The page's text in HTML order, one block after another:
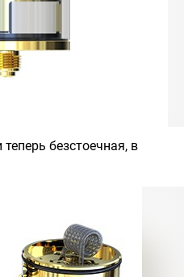
безстоечная, в